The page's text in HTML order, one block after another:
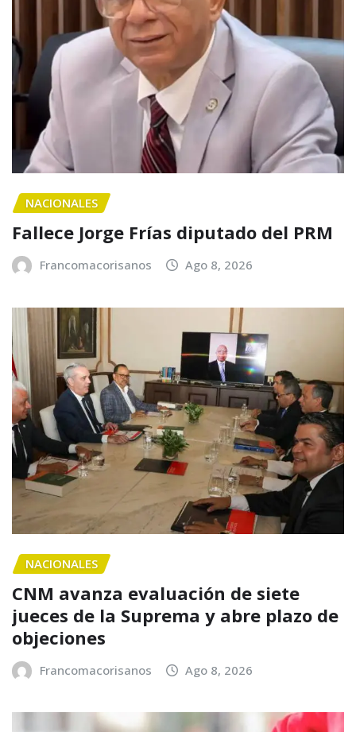
NACIONALES
Fallece Jorge Frías diputado del PRM
Francomacorisanos Ago 8, 2026
NACIONALES
CNM avanza evaluación de siete
jueces de la Suprema y abre plazo de
objeciones
Francomacorisanos Ago 8, 2026